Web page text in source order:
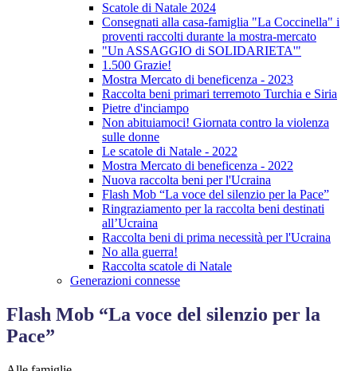
Scatole di Natale 2024
Consegnati alla casa-famiglia "La Coccinella" i
proventi raccolti durante la mostra-mercato
"Un ASSAGGIO di SOLIDARIETA'"
1.500 Grazie!
Mostra Mercato di beneficenza - 2023
Raccolta beni primari terremoto Turchia e Siria
Pietre d'inciampo
Non abituiamoci! Giornata contro la violenza
sulle donne
Le scatole di Natale - 2022
Mostra Mercato di beneficenza - 2022
Nuova raccolta beni per l'Ucraina
Flash Mob “La voce del silenzio per la Pace”
Ringraziamento per la raccolta beni destinati
all’Ucraina
Raccolta beni di prima necessità per l'Ucraina
No alla guerra!
Raccolta scatole di Natale
Generazioni connesse
Flash Mob “La voce del silenzio per la
Pace”